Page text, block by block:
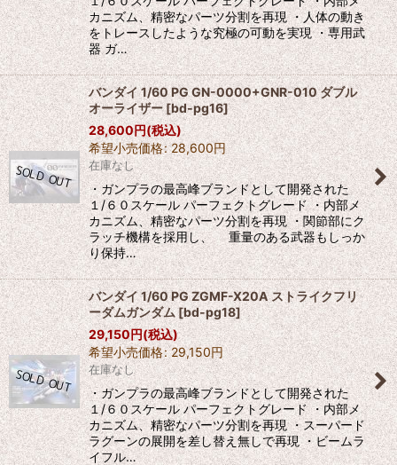
カニズム、精密なパーツ分割を再現 ・人体の動き
をトレースしたような究極の可動を実現 ・専用武
器 ガ…
バンダイ 1/60 PG GN-0000+GNR-010 ダブル
オーライザー[bd-pg16]
28,600円(税込)
希望小売価格: 28,600円
在庫なし
・ガンプラの最高峰ブランドとして開発された
１/６０スケール パーフェクトグレード ・内部メ
カニズム、精密なパーツ分割を再現 ・関節部にク
ラッチ機構を採用し、 重量のある武器もしっか
り保持…
バンダイ 1/60 PG ZGMF-X20A ストライクフリ
ーダムガンダム [bd-pg18]
29,150円(税込)
希望小売価格: 29,150円
在庫なし
・ガンプラの最高峰ブランドとして開発された
１/６０スケール パーフェクトグレード ・内部メ
カニズム、精密なパーツ分割を再現 ・スーパード
ラグーンの展開を差し替え無しで再現 ・ビームラ
イフル…